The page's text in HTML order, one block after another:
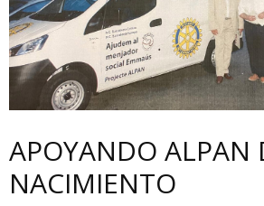
APOYANDO ALPAN
NACIMIENTO